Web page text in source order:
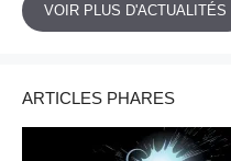
VOIR PLUS D'ACTUALITÉS
ARTICLES PHARES